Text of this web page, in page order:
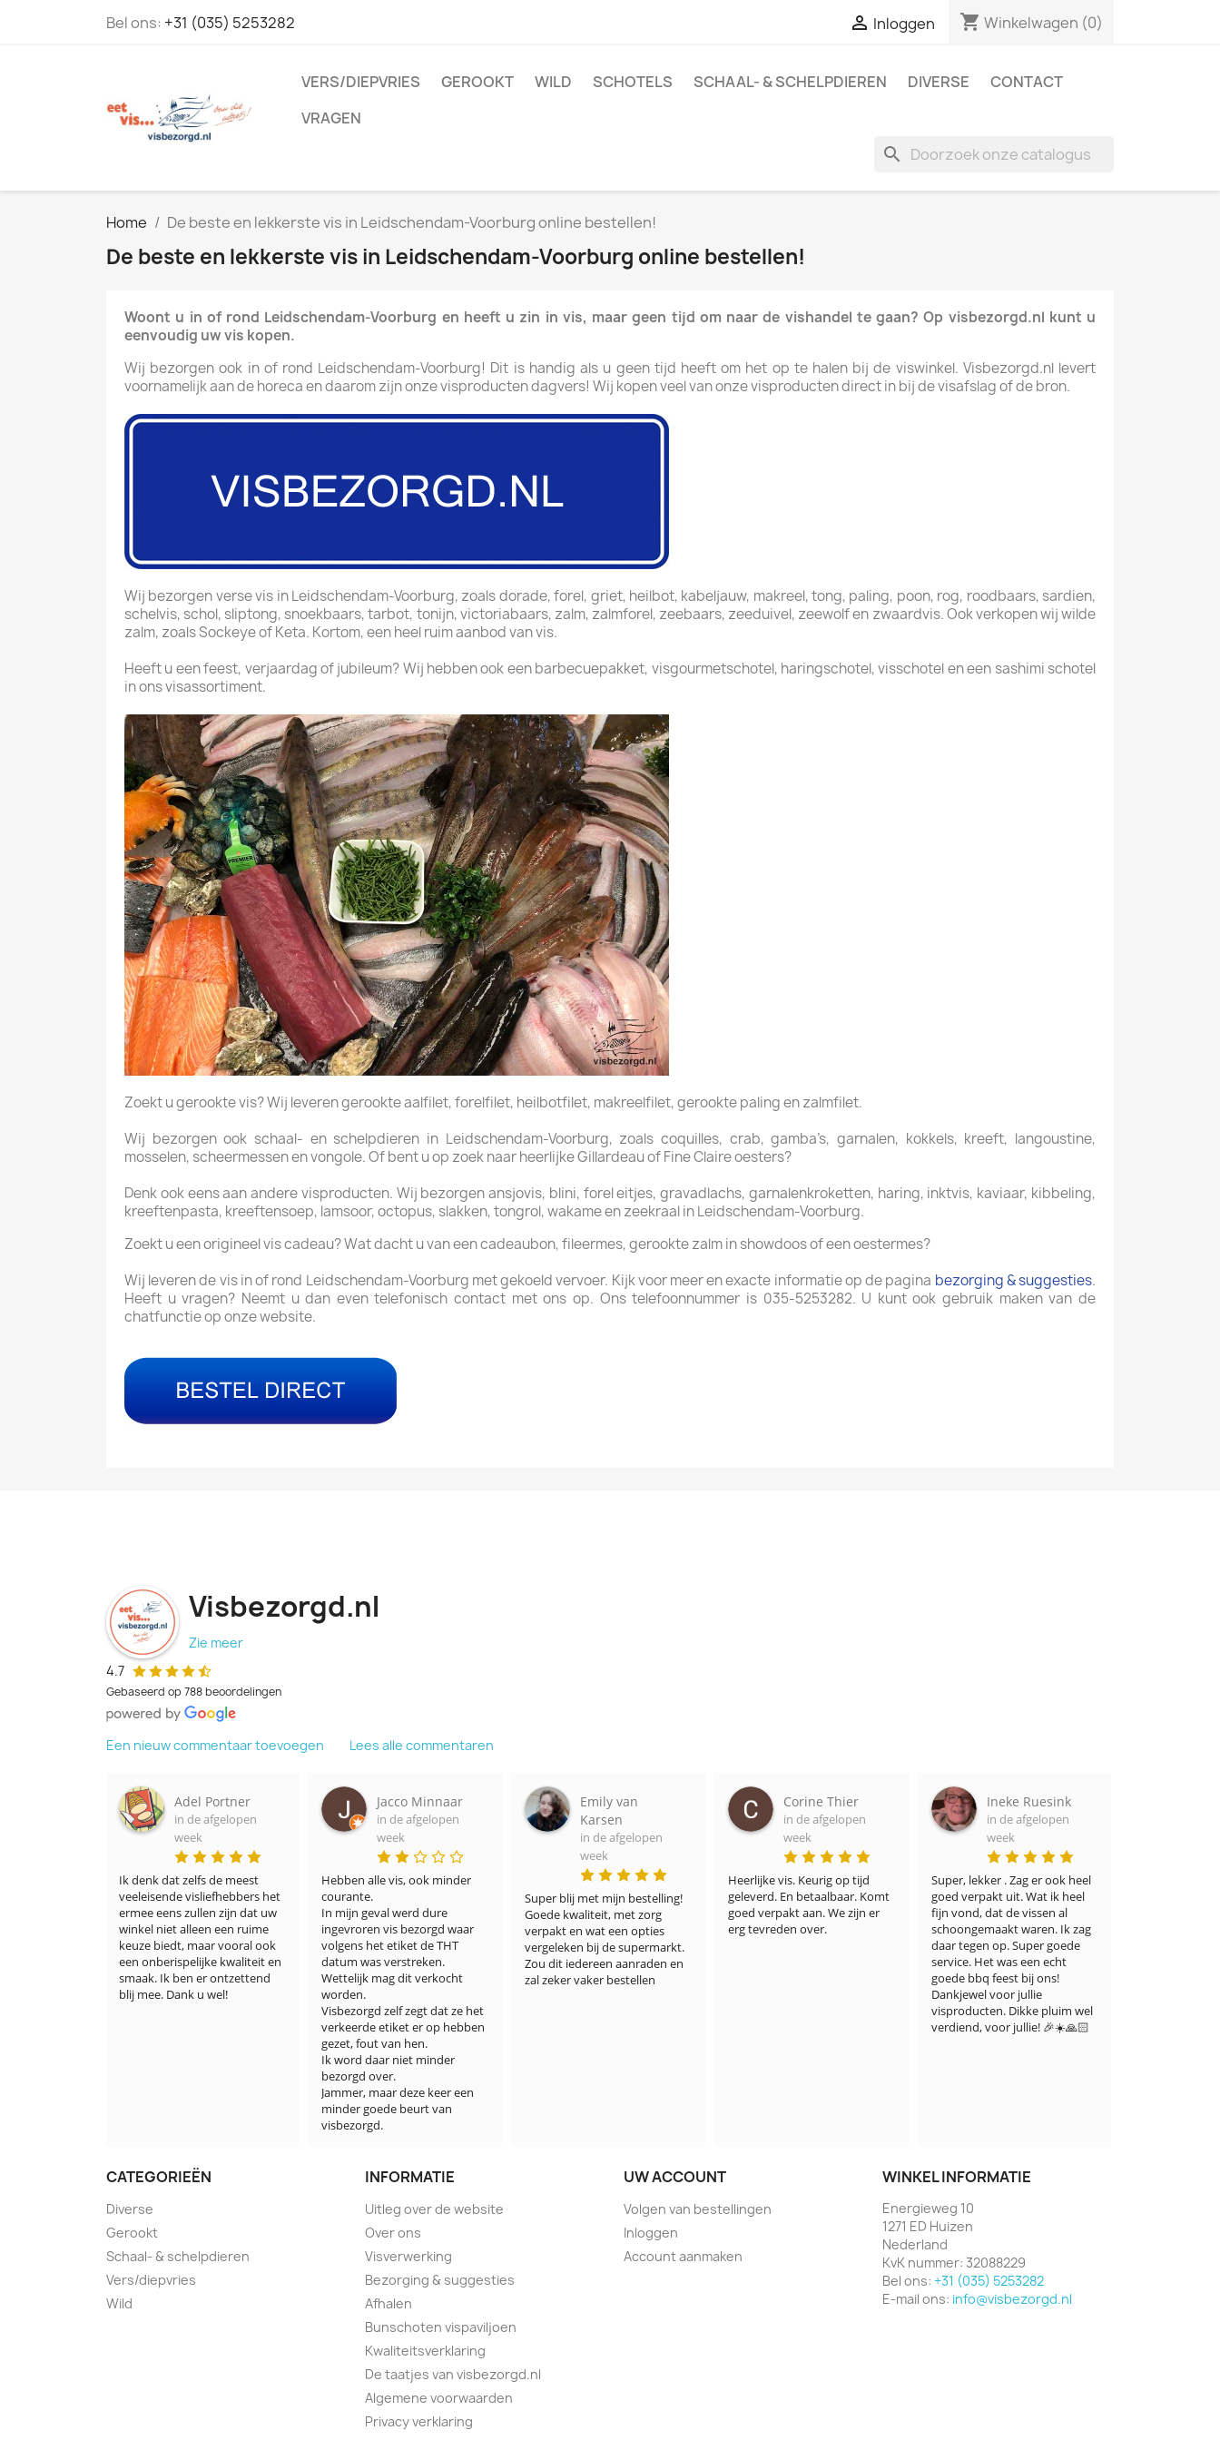
Bel ons: +31 (035) 5253282  Inloggen shopping_cart Winkelwagen (0)
VERS/DIEPVRIES GEROOKT WILD SCHOTELS SCHAAL- & SCHELPDIEREN DIVERSE
CONTACT
VRAGEN
search
Home De beste en lekkerste vis in Leidschendam-Voorburg online bestellen!
De beste en lekkerste vis in Leidschendam-Voorburg online bestellen!
Woont u in of rond Leidschendam-Voorburg en heeft u zin in vis, maar geen tijd om naar de vishandel te gaan? Op visbezorgd.nl kunt u
eenvoudig uw vis kopen.
Wij bezorgen ook in of rond Leidschendam-Voorburg! Dit is handig als u geen tijd heeft om het op te halen bij de viswinkel. Visbezorgd.nl levert
voornamelijk aan de horeca en daarom zijn onze visproducten dagvers! Wij kopen veel van onze visproducten direct in bij de visafslag of de bron.
Wij bezorgen verse vis in Leidschendam-Voorburg, zoals dorade, forel, griet, heilbot, kabeljauw, makreel, tong, paling, poon, rog, roodbaars, sardien,
schelvis, schol, sliptong, snoekbaars, tarbot, tonijn, victoriabaars, zalm, zalmforel, zeebaars, zeeduivel, zeewolf en zwaardvis. Ook verkopen wij wilde
zalm, zoals Sockeye of Keta. Kortom, een heel ruim aanbod van vis.
Heeft u een feest, verjaardag of jubileum? Wij hebben ook een barbecuepakket, visgourmetschotel, haringschotel, visschotel en een sashimi schotel
in ons visassortiment.
Zoekt u gerookte vis? Wij leveren gerookte aalfilet, forelfilet, heilbotfilet, makreelfilet, gerookte paling en zalmfilet.
Wij bezorgen ook schaal- en schelpdieren in Leidschendam-Voorburg, zoals coquilles, crab, gamba’s, garnalen, kokkels, kreeft, langoustine,
mosselen, scheermessen en vongole. Of bent u op zoek naar heerlijke Gillardeau of Fine Claire oesters?
Denk ook eens aan andere visproducten. Wij bezorgen ansjovis, blini, forel eitjes, gravadlachs, garnalenkroketten, haring, inktvis, kaviaar, kibbeling,
kreeftenpasta, kreeftensoep, lamsoor, octopus, slakken, tongrol, wakame en zeekraal in Leidschendam-Voorburg.
Zoekt u een origineel vis cadeau? Wat dacht u van een cadeaubon, fileermes, gerookte zalm in showdoos of een oestermes?
Wij leveren de vis in of rond Leidschendam-Voorburg met gekoeld vervoer. Kijk voor meer en exacte informatie op de pagina bezorging & suggesties.
Heeft u vragen? Neemt u dan even telefonisch contact met ons op. Ons telefoonnummer is 035-5253282. U kunt ook gebruik maken van de
chatfunctie op onze website.
Visbezorgd.nl
Zie meer
4.7
Gebaseerd op 788 beoordelingen
Een nieuw commentaar toevoegen Lees alle commentaren
Adel Portner
in de afgelopen
week
Ik denk dat zelfs de meest
veeleisende visliefhebbers het
ermee eens zullen zijn dat uw
winkel niet alleen een ruime
keuze biedt, maar vooral ook
een onberispelijke kwaliteit en
smaak. Ik ben er ontzettend
blij mee. Dank u wel!
Jacco Minnaar
in de afgelopen
week
Hebben alle vis, ook minder
courante.
In mijn geval werd dure
ingevroren vis bezorgd waar
volgens het etiket de THT
datum was verstreken.
Wettelijk mag dit verkocht
worden.
Visbezorgd zelf zegt dat ze het
verkeerde etiket er op hebben
gezet, fout van hen.
Ik word daar niet minder
bezorgd over.
Jammer, maar deze keer een
minder goede beurt van
visbezorgd.
Emily van
Karsen
in de afgelopen
week
Super blij met mijn bestelling!
Goede kwaliteit, met zorg
verpakt en wat een opties
vergeleken bij de supermarkt.
Zou dit iedereen aanraden en
zal zeker vaker bestellen
Corine Thier
in de afgelopen
week
Heerlijke vis. Keurig op tijd
geleverd. En betaalbaar. Komt
goed verpakt aan. We zijn er
erg tevreden over.
Ineke Ruesink
in de afgelopen
week
Super, lekker . Zag er ook heel
goed verpakt uit. Wat ik heel
fijn vond, dat de vissen al
schoongemaakt waren. Ik zag
daar tegen op. Super goede
service. Het was een echt
goede bbq feest bij ons!
Dankjewel voor jullie
visproducten. Dikke pluim wel
verdiend, voor jullie! 🎉☀️🙏🏻
CATEGORIEËN
Diverse
Gerookt
Schaal- & schelpdieren
Vers/diepvries
Wild
INFORMATIE
Uitleg over de website
Over ons
Visverwerking
Bezorging & suggesties
Afhalen
Bunschoten vispaviljoen
Kwaliteitsverklaring
De taatjes van visbezorgd.nl
Algemene voorwaarden
Privacy verklaring
UW ACCOUNT
Volgen van bestellingen
Inloggen
Account aanmaken
WINKEL INFORMATIE
Energieweg 10
1271 ED Huizen
Nederland
KvK nummer: 32088229
Bel ons: +31 (035) 5253282
E-mail ons: info@visbezorgd.nl